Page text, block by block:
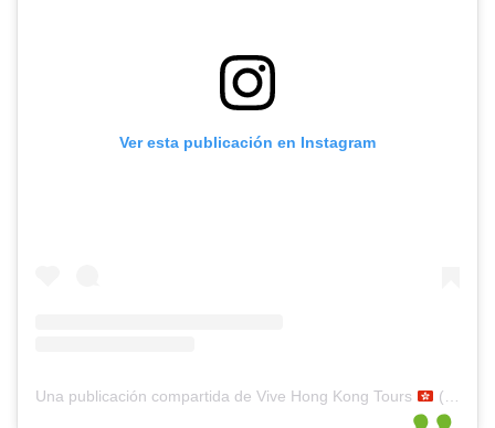
Ver esta publicación en Instagram
Una publicación compartida de Vive Hong Kong Tours (@vivehongkong)